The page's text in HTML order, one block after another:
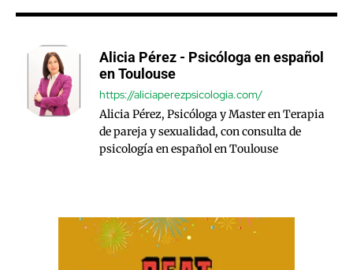
Alicia Pérez - Psicóloga en español
en Toulouse
https://aliciaperezpsicologia.com/
Alicia Pérez, Psicóloga y Master en Terapia
de pareja y sexualidad, con consulta de
psicología en español en Toulouse